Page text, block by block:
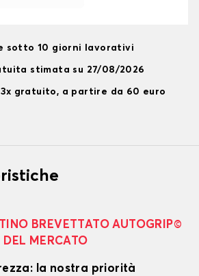
sotto 10 giorni lavorativi
stimata su 27/08/2026
gratuito, a partire da 60 euro
BREVETTATO AUTOGRIP©
DEL MERCATO
la nostra priorità